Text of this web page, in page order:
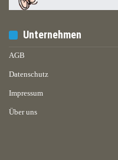
Unternehmen
AGB
Datenschutz
Impressum
Über uns